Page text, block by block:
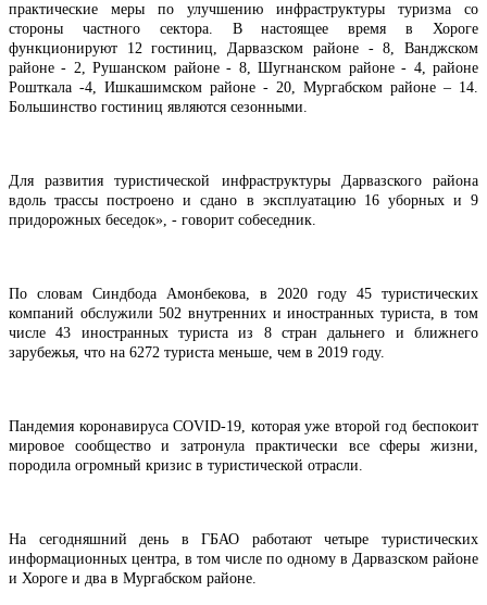
практические меры по улучшению инфраструктуры туризма со
стороны частного сектора. В настоящее время в Хороге
функционируют 12 гостиниц, Дарвазском районе - 8, Ванджском
районе - 2, Рушанском районе - 8, Шугнанском районе - 4, районе
Рошткала -4, Ишкашимском районе - 20, Мургабском районе – 14.
Большинство гостиниц являются сезонными.
Для развития туристической инфраструктуры Дарвазского района
вдоль трассы построено и сдано в эксплуатацию 16 уборных и 9
придорожных беседок», - говорит собеседник.
По словам Синдбода Амонбекова, в 2020 году 45 туристических
компаний обслужили 502 внутренних и иностранных туриста, в том
числе 43 иностранных туриста из 8 стран дальнего и ближнего
зарубежья, что на 6272 туриста меньше, чем в 2019 году.
Пандемия коронавируса COVID-19, которая уже второй год беспокоит
мировое сообщество и затронула практически все сферы жизни,
породила огромный кризис в туристической отрасли.
На сегодняшний день в ГБАО работают четыре туристических
информационных центра, в том числе по одному в Дарвазском районе
и Хороге и два в Мургабском районе.